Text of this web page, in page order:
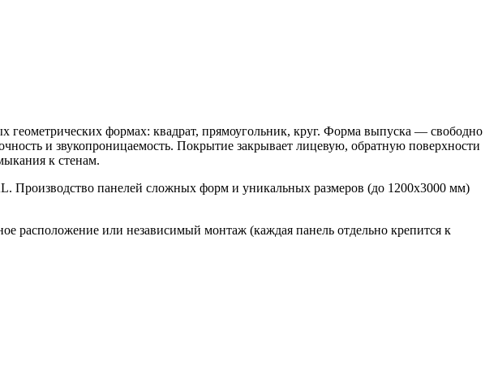
формах: квадрат, прямоугольник, круг. Форма выпуска — свободно
и звукопроницаемость. Покрытие закрывает лицевую, обратную поверхности
к стенам.
Производство панелей сложных форм и уникальных размеров (до 1200х3000 мм)
расположение или независимый монтаж (каждая панель отдельно крепится к